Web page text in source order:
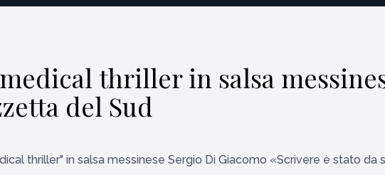
thriller in salsa
del Sud
thriller" in salsa messinese Sergio Di Giacomo «Scrivere è stato da